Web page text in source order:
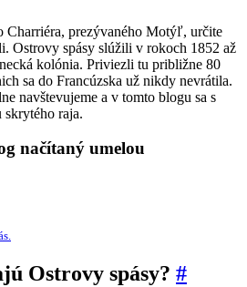
Charriéra, prezývaného Motýľ, určite
Ostrovy spásy slúžili v rokoch 1852 až
kolónia. Priviezli tu približne 80
sa do Francúzska už nikdy nevrátila.
navštevujeme a v tomto blogu sa s
skrytého raja.
načítaný umelou
Ostrovy spásy? #